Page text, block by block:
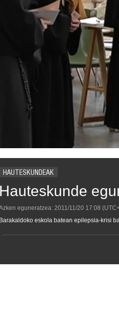
HAUTESKUNDEAK
Hauteskunde
eguneratzea: 2011/11/20 17:08
Barakaldoko eskola batean epilepsia-krisi